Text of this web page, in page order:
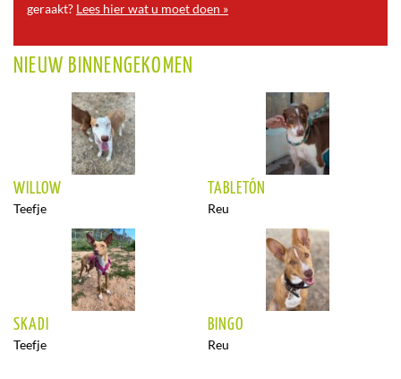
geraakt? Lees hier wat u moet doen »
NIEUW BINNENGEKOMEN
WILLOW
Teefje
TABLETÓN
Reu
SKADI
Teefje
BINGO
Reu